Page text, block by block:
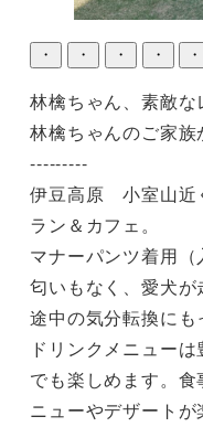
・ ・ ・ ・ ・
林檎ちゃん、素敵な
林檎ちゃんのご家族
---------
伊豆高原　小室山
ラン＆カフェ。
マナーパンツ着用
匂いもなく、愛犬
途中の気分転換にも
ドリンクメニュー
でも楽しめます。
ニューやデザート